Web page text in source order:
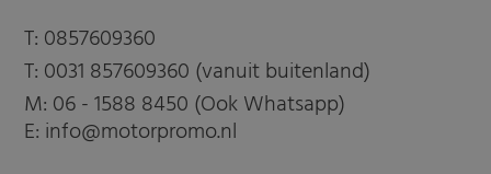
T: 0857609360
T: 0031 857609360 (vanuit buitenland)
M: 06 - 1588 8450 (Ook Whatsapp)
E: info@motorpromo.nl